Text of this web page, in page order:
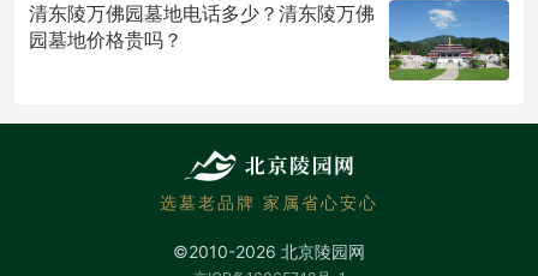
清东陵万佛园墓地电话多少？清东陵万佛
园墓地价格贵吗？
选墓老品牌 家属省心安心
©2010-2026 北京陵园网